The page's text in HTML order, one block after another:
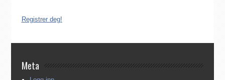
Registrer deg!
Meta